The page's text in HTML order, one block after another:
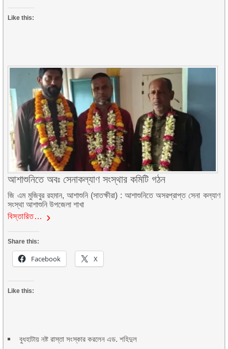
Like this:
আশাশুনিতে অবঃ সেনাকল্যাণ সংস্থার কমিটি গঠন
জি এম মুজিবুর রহমান, আশাশুনি (সাতক্ষীরা) : আশাশুনিতে অসরপ্রাপ্ত সেনা কল্যাণ
সংস্থা আশাশুনি উপজেলা শাখা
বিস্তারিত…
Share this:
Facebook X
Like this:
বুধহাটায় নষ্ট রাস্তা সংস্কার করলেন এড. শহিদুল